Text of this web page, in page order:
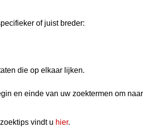
of juist breder:
die op elkaar lijken.
en einde van uw zoektermen om
vindt u hier.